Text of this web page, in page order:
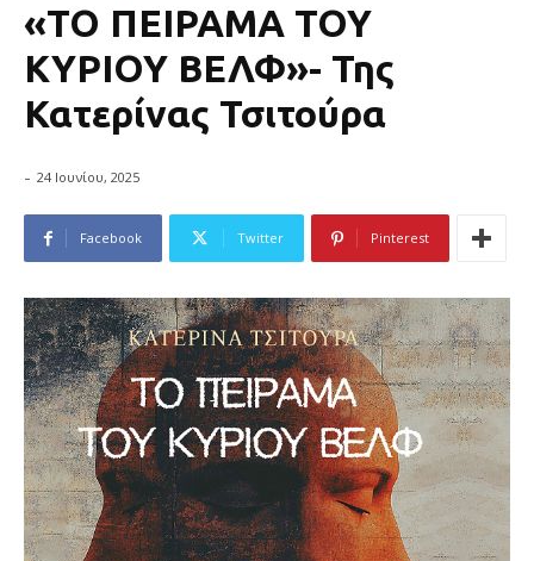
«ΤΟ ΠΕΙΡΑΜΑ ΤΟΥ
ΚΥΡΙΟΥ ΒΕΛΦ»- Της
Κατερίνας Τσιτούρα
- 24 Ιουνίου, 2025
Facebook Twitter Pinterest